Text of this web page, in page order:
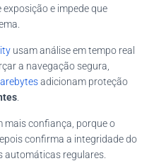
e impede que
usam análise em tempo real
a navegação segura,
adicionam proteção
mais confiança, porque o
confirma a integridade do
automáticas regulares.